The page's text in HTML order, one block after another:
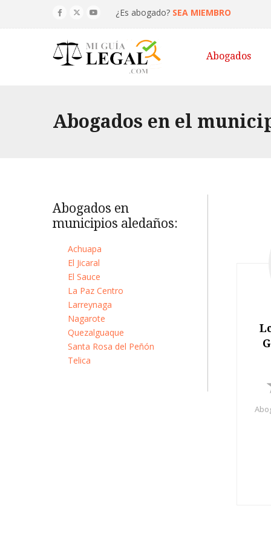
¿Es abogado? SEA MIEMBRO
Abogados
Abogados en el
Abogados en
municipios aledaños:
Achuapa
El Jicaral
El Sauce
La Paz Centro
Larreynaga
Nagarote
Quezalguaque
Santa Rosa del Peñón
Telica